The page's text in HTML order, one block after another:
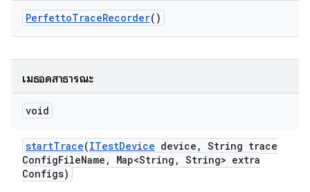
PerfettoTraceRecorder()
เมธอดสาธารณะ
void
startTrace(ITestDevice device , String trace
ConfigFileName , Map<String , String> extra
Configs)